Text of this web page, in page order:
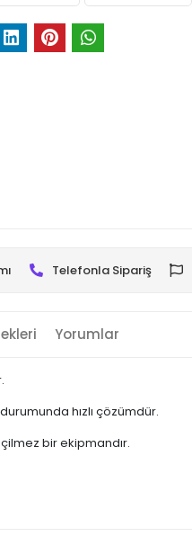
Telefonla Sipariş
Yorumlar
hızlı çözümdür.
bir ekipmandır.